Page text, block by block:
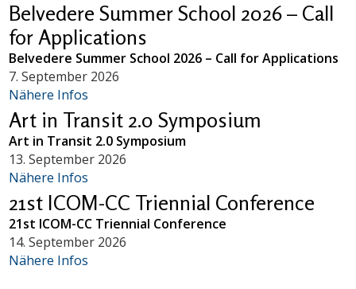
Belvedere Summer School 2026 – Call
for Applications
Belvedere Summer School 2026 – Call for Applications
7. September 2026
Nähere Infos
Art in Transit 2.0 Symposium
Art in Transit 2.0 Symposium
13. September 2026
Nähere Infos
21st ICOM-CC Triennial Conference
21st ICOM-CC Triennial Conference
14. September 2026
Nähere Infos